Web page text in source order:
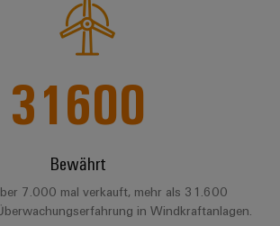
31600
Bewährt
7.000 mal verkauft, mehr als 31.600
in Windkraftanlagen.